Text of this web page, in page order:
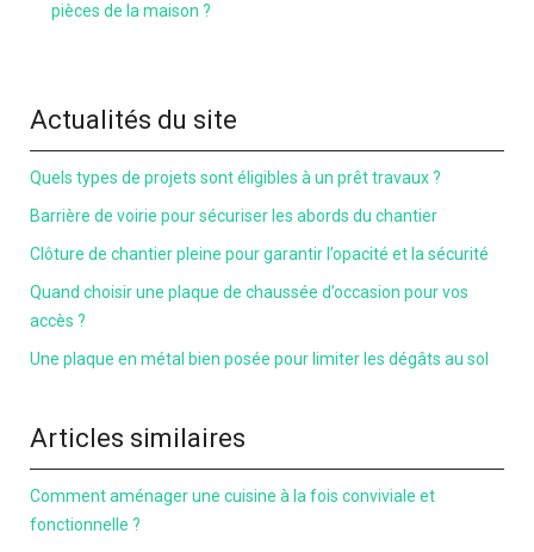
pièces de la maison ?
Actualités du site
Quels types de projets sont éligibles à un prêt travaux ?
Barrière de voirie pour sécuriser les abords du chantier
Clôture de chantier pleine pour garantir l’opacité et la sécurité
Quand choisir une plaque de chaussée d’occasion pour vos
accès ?
Une plaque en métal bien posée pour limiter les dégâts au sol
Articles similaires
Comment aménager une cuisine à la fois conviviale et
fonctionnelle ?